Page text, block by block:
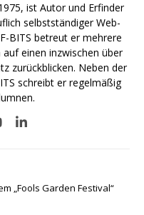
ist Autor und Erfinder
selbstständiger Web-
BITS betreut er mehrere
einen inzwischen über
zurückblicken. Neben der
schreibt er regelmäßig
„Fools Garden Festival“